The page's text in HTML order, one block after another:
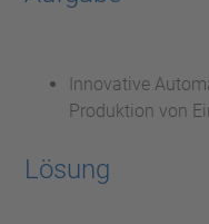
Innovative
Produktion von
Lösung